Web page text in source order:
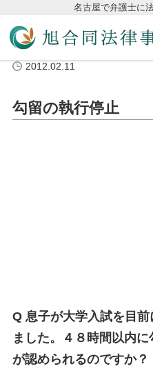
名古屋で弁護士に
2012.02.11
勾留の執行停止
Q 息子が大学入試を目
ました。４８時間以内
が認められるのですか？